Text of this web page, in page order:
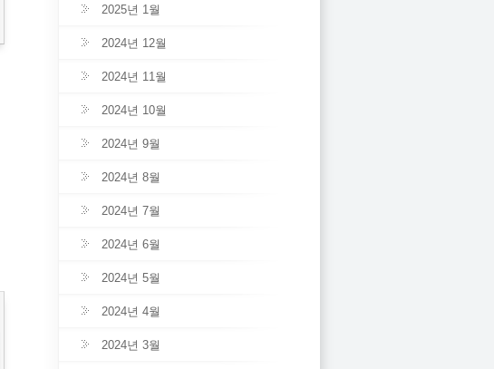
2025년 1월
2024년 12월
2024년 11월
2024년 10월
2024년 9월
2024년 8월
2024년 7월
2024년 6월
2024년 5월
2024년 4월
2024년 3월